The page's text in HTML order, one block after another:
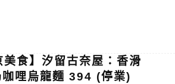
美食】汐留古奈屋：香滑
咖哩烏龍麵 394 (停業)